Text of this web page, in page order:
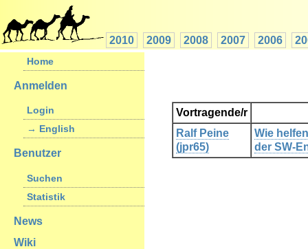
2010 2009 2008 2007 2006
Home
Anmelden
Login
→ English
Benutzer
Suchen
Statistik
News
Wiki
Vortragende/r
Ralf Peine
(‎jpr65‎)
‎Wie
der SW-